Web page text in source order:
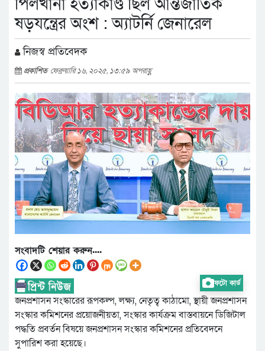
পিলখানা হত্যাকাণ্ড ছিল আন্তর্জাতিক
ষড়যন্ত্রের অংশ : অ্যাটর্নি জেনারেল
নিজস্ব প্রতিবেদক
প্রকাশিত ফেব্রুয়ারি ১৬, ২০২৫, ১৩:৫৯ অপরাহ্ণ
ফটো কার্ড
সংবাদটি শেয়ার করুন....
জনপ্রশাসন সংস্কারের রূপকল্প, লক্ষ্য, নেতৃত্ব কাঠামো, স্থায়ী জনপ্রশাসন
সংস্কার কমিশনের প্রয়োজনীয়তা, সংস্কার কার্যক্রম বাস্তবায়নে ডিজিটাল
পদ্ধতি প্রবর্তন বিষয়ে জনপ্রশাসন সংস্কার কমিশনের প্রতিবেদনে
সুপারিশ করা হয়েছে।